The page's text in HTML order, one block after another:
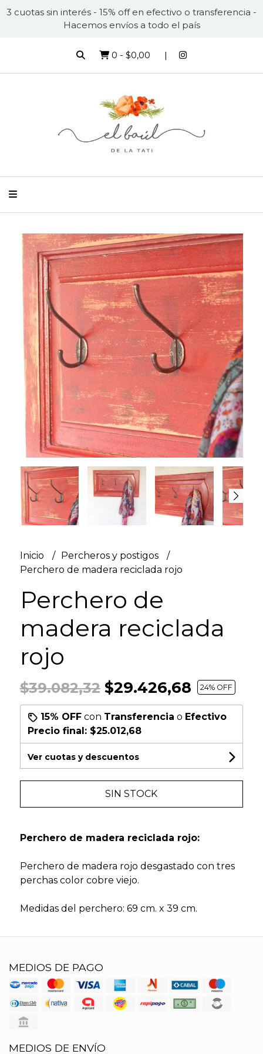
3 cuotas sin interés - 15% off en efectivo o transferencia -
Hacemos envíos a todo el país
0 - $0,00
Inicio
Percheros y postigos
Perchero de madera reciclada rojo
Perchero de
madera reciclada
rojo
$39.082,32$29.426,68 24% OFF
15% OFFcon Transferencia o Efectivo
Precio final: $25.012,68
Ver cuotas y descuentos
SIN STOCK
Perchero de madera reciclada rojo:
Perchero de madera rojo desgastado con tres
perchas color cobre viejo.
Medidas del perchero: 69 cm. x 39 cm.
MEDIOS DE PAGO
MEDIOS DE ENVÍO